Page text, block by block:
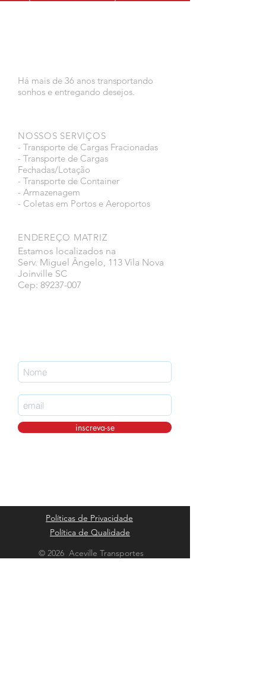
Há mais de 36 anos transportando
sonhos e entregando desejos.
NOSSOS SERVIÇOS
- Transporte de Cargas Fracionadas
- Transporte de Cargas
Fechadas/Lotação
- Transporte de Container
- Armazenagem
- Coletas em Portos e Aeroportos
ENDEREÇO MATRIZ
Estamos localizados na
Serv. Miguel Ângelo, 113 Vila Nova
Joinville SC
Cep: 89237-007
inscreva-se
Políticas de Privacidade
Política de Qualidade
© 2026 Aceville Transportes